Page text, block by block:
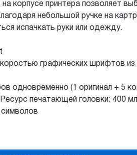
корпусе принтера позволяет
небольшой ручке на
испачкать руки или одежду.
графических шрифтов
одновременно (1 оригинал + 5
печатающей головки: 400
символов